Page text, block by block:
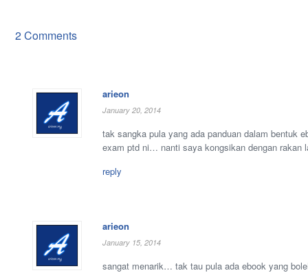
2 Comments
arieon
January 20, 2014
tak sangka pula yang ada panduan dalam bentuk
exam ptd ni… nanti saya kongsikan dengan rakan
reply
arieon
January 15, 2014
sangat menarik… tak tau pula ada ebook yang